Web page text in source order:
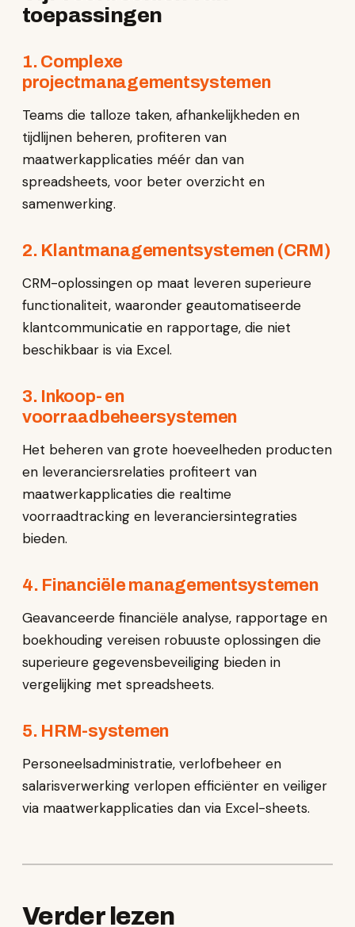
toepassingen
1. Complexe
projectmanagementsystemen
Teams die talloze taken, afhankelijkheden en
tijdlijnen beheren, profiteren van
maatwerkapplicaties méér dan van
spreadsheets, voor beter overzicht en
samenwerking.
2. Klantmanagementsystemen (CRM)
CRM-oplossingen op maat leveren superieure
functionaliteit, waaronder geautomatiseerde
klantcommunicatie en rapportage, die niet
beschikbaar is via Excel.
3. Inkoop- en
voorraadbeheersystemen
Het beheren van grote hoeveelheden producten
en leveranciersrelaties profiteert van
maatwerkapplicaties die realtime
voorraadtracking en leveranciersintegraties
bieden.
4. Financiële managementsystemen
Geavanceerde financiële analyse, rapportage en
boekhouding vereisen robuuste oplossingen die
superieure gegevensbeveiliging bieden in
vergelijking met spreadsheets.
5. HRM-systemen
Personeelsadministratie, verlofbeheer en
salarisverwerking verlopen efficiënter en veiliger
via maatwerkapplicaties dan via Excel-sheets.
Verder lezen